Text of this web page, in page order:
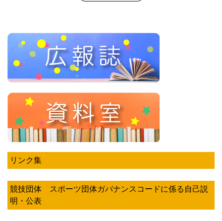
リンク集
競技団体 スポーツ団体ガバナンスコードに係る自己説
明・公表